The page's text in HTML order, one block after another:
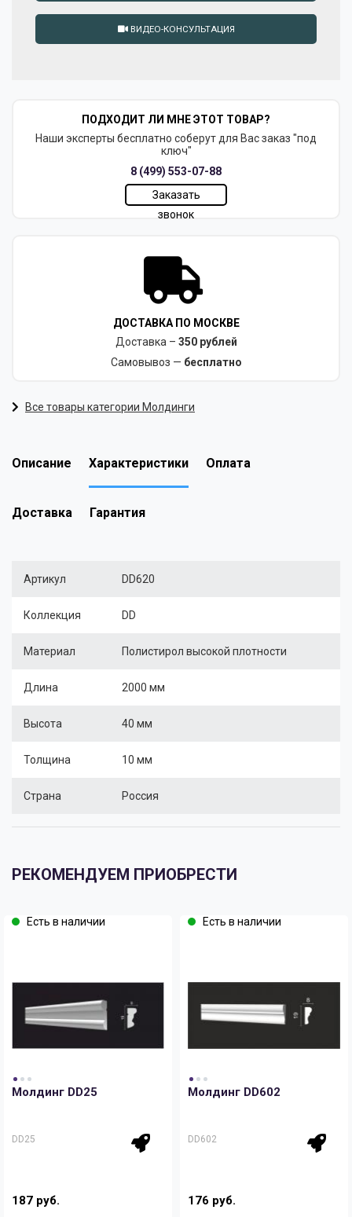
ВИДЕО-КОНСУЛЬТАЦИЯ
ПОДХОДИТ ЛИ МНЕ ЭТОТ ТОВАР?
Наши эксперты бесплатно соберут для Вас заказ "под
ключ"
8 (499) 553-07-88
Заказать
звонок
ДОСТАВКА ПО МОСКВЕ
Доставка – 350 рублей
Самовывоз — бесплатно
Все товары категории Молдинги
Описание Характеристики Оплата
Доставка Гарантия
Артикул DD620
Коллекция DD
Материал Полистирол высокой плотности
Длина 2000 мм
Высота 40 мм
Толщина 10 мм
Страна Россия
РЕКОМЕНДУЕМ ПРИОБРЕСТИ
Есть в наличии
Молдинг DD25
DD25
187 руб.
Есть в наличии
Молдинг DD602
DD602
176 руб.